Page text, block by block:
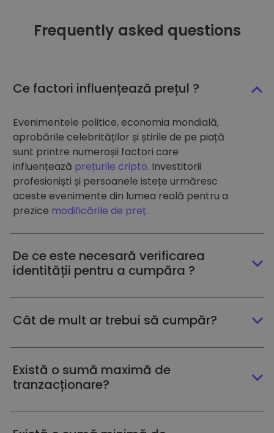
Frequently asked questions
Ce factori influențează prețul ?
Evenimentele politice, economia mondială,
aprobările celebrităților și știrile de pe piață
sunt printre numeroșii factori care
influențează prețurile cripto. Investitorii
profesioniști și persoanele istețe urmăresc
aceste evenimente din lumea reală pentru a
prezice modificările de preț.
De ce este necesară verificarea
identității pentru a cumpăra ?
Cât de mult ar trebui să cumpăr?
Există o sumă maximă de
tranzacționare?